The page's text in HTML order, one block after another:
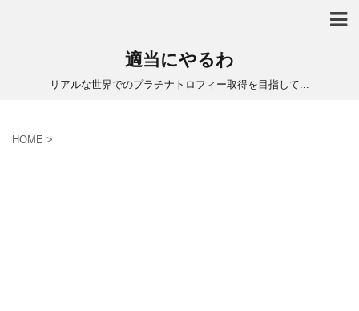
適当にやるわ
リアルな世界でのプラチナトロフィー取得を目指して...
HOME >